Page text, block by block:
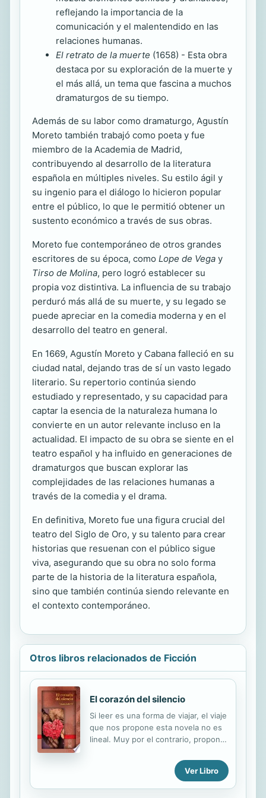
reflejando la importancia de la
comunicación y el malentendido en las
relaciones humanas.
El retrato de la muerte (1658) - Esta obra
destaca por su exploración de la muerte y
el más allá, un tema que fascina a muchos
dramaturgos de su tiempo.
Además de su labor como dramaturgo, Agustín
Moreto también trabajó como poeta y fue
miembro de la Academia de Madrid,
contribuyendo al desarrollo de la literatura
española en múltiples niveles. Su estilo ágil y
su ingenio para el diálogo lo hicieron popular
entre el público, lo que le permitió obtener un
sustento económico a través de sus obras.
Moreto fue contemporáneo de otros grandes
escritores de su época, como Lope de Vega y
Tirso de Molina, pero logró establecer su
propia voz distintiva. La influencia de su trabajo
perduró más allá de su muerte, y su legado se
puede apreciar en la comedia moderna y en el
desarrollo del teatro en general.
En 1669, Agustín Moreto y Cabana falleció en su
ciudad natal, dejando tras de sí un vasto legado
literario. Su repertorio continúa siendo
estudiado y representado, y su capacidad para
captar la esencia de la naturaleza humana lo
convierte en un autor relevante incluso en la
actualidad. El impacto de su obra se siente en el
teatro español y ha influido en generaciones de
dramaturgos que buscan explorar las
complejidades de las relaciones humanas a
través de la comedia y el drama.
En definitiva, Moreto fue una figura crucial del
teatro del Siglo de Oro, y su talento para crear
historias que resuenan con el público sigue
viva, asegurando que su obra no solo forma
parte de la historia de la literatura española,
sino que también continúa siendo relevante en
el contexto contemporáneo.
Otros libros relacionados de Ficción
El corazón del silencio
Si leer es una forma de viajar, el viaje
que nos propone esta novela no es
lineal. Muy por el contrario, propone
historia naciente de un país que se
asemeja mucho a Chile, pero que no
está demasiado lejos de casi ningún
Ver Libro